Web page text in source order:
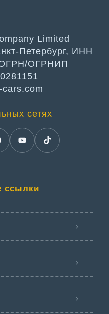
Limited
Петербург, ИНН
ОГРН/ОГРНИП
cars.com
сетях
ссылки